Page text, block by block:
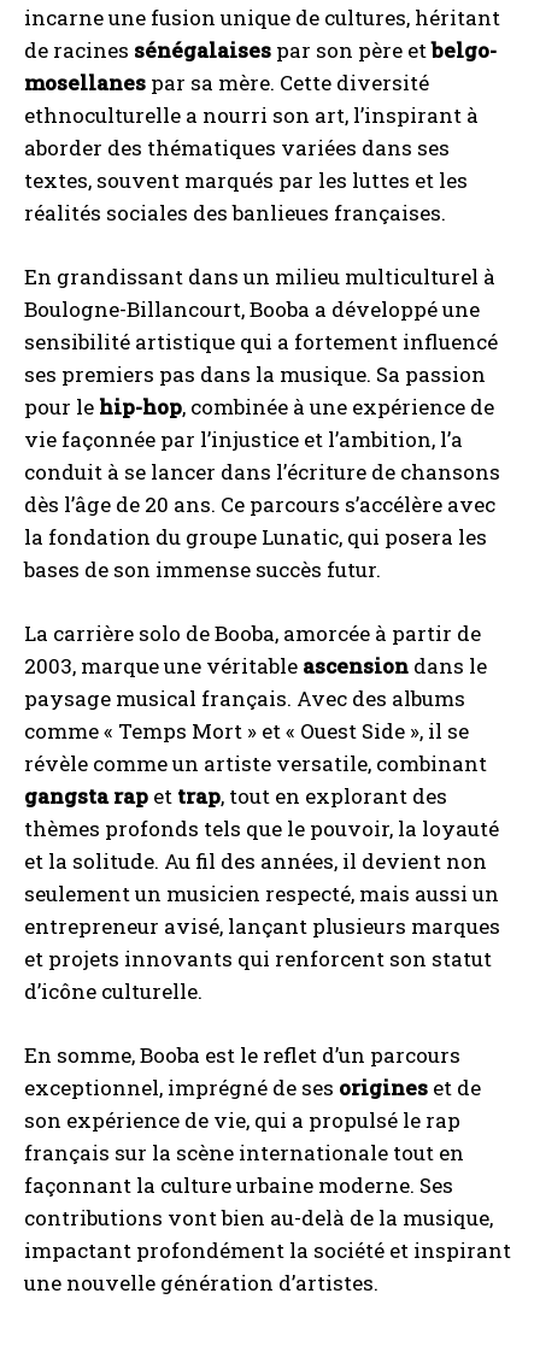
incarne une fusion unique de cultures, héritant
de racines sénégalaises par son père etbelgo-
mosellanes par sa mère. Cette diversité
ethnoculturelle a nourri son art, l’inspirant à
aborder des thématiques variées dans ses
textes, souvent marqués par les luttes et les
réalités sociales des banlieues françaises.
En grandissant dans un milieu multiculturel à
Boulogne-Billancourt, Booba a développé une
sensibilité artistique qui a fortement influencé
ses premiers pas dans la musique. Sa passion
pour le hip-hop, combinée à une expérience de
vie façonnée par l’injustice et l’ambition, l’a
conduit à se lancer dans l’écriture de chansons
dès l’âge de 20 ans. Ce parcours s’accélère avec
la fondation du groupe Lunatic, qui posera les
bases de son immense succès futur.
La carrière solo de Booba, amorcée à partir de
2003, marque une véritable ascension dans le
paysage musical français. Avec des albums
comme « Temps Mort » et « Ouest Side », il se
révèle comme un artiste versatile, combinant
gangsta rap et trap, tout en explorant des
thèmes profonds tels que le pouvoir, la loyauté
et la solitude. Au fil des années, il devient non
seulement un musicien respecté, mais aussi un
entrepreneur avisé, lançant plusieurs marques
et projets innovants qui renforcent son statut
d’icône culturelle.
En somme, Booba est le reflet d’un parcours
exceptionnel, imprégné de ses origines et de
son expérience de vie, qui a propulsé le rap
français sur la scène internationale tout en
façonnant la culture urbaine moderne. Ses
contributions vont bien au-delà de la musique,
impactant profondément la société et inspirant
une nouvelle génération d’artistes.